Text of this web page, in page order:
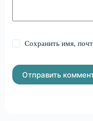
Сохранить имя,
Отправить